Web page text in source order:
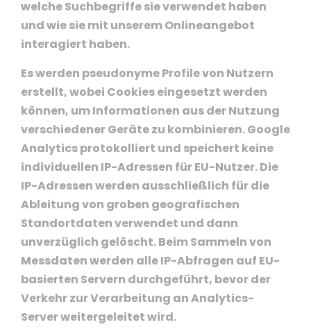
welche Suchbegriffe sie verwendet haben
und wie sie mit unserem Onlineangebot
interagiert haben.
Es werden pseudonyme Profile von Nutzern
erstellt, wobei Cookies eingesetzt werden
können, um Informationen aus der Nutzung
verschiedener Geräte zu kombinieren. Google
Analytics protokolliert und speichert keine
individuellen IP-Adressen für EU-Nutzer. Die
IP-Adressen werden ausschließlich für die
Ableitung von groben geografischen
Standortdaten verwendet und dann
unverzüglich gelöscht. Beim Sammeln von
Messdaten werden alle IP-Abfragen auf EU-
basierten Servern durchgeführt, bevor der
Verkehr zur Verarbeitung an Analytics-
Server weitergeleitet wird.